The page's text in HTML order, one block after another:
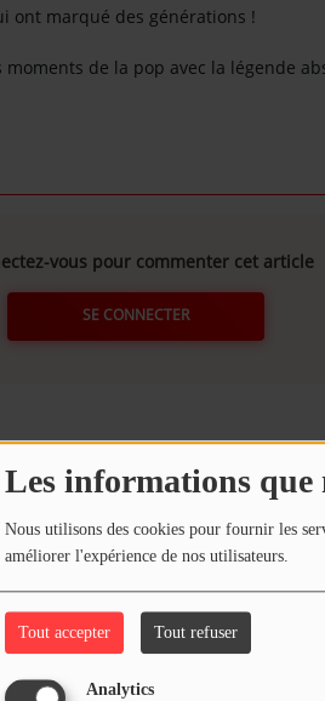
Les informations que
Nous utilisons des cookies pour fournir les
améliorer l'expérience de nos utilisateurs.
Tout accepter Tout refuser
Analytics
ont marqué des générations !
de la pop avec la légende
vous pour commenter cet article
SE CONNECTER
en replay !